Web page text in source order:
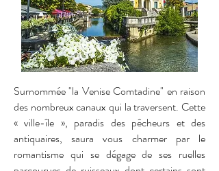
Surnommée "la Venise Comtadine" en raison
des nombreux canaux qui la traversent. Cette
« ville-île », paradis des pêcheurs et des
antiquaires, saura vous charmer par le
romantisme qui se dégage de ses ruelles